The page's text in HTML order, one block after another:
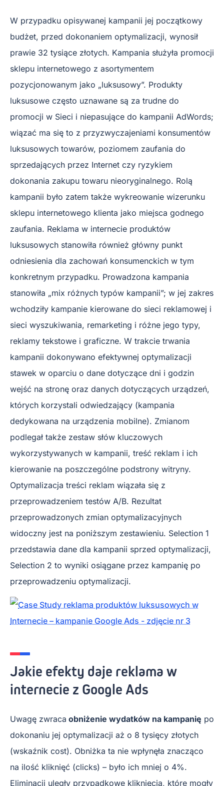
W przypadku opisywanej kampanii jej początkowy
budżet, przed dokonaniem optymalizacji, wynosił
prawie 32 tysiące złotych. Kampania służyła promocji
sklepu internetowego z asortymentem
pozycjonowanym jako „luksusowy”. Produkty
luksusowe często uznawane są za trudne do
promocji w Sieci i niepasujące do kampanii AdWords;
wiązać ma się to z przyzwyczajeniami konsumentów
luksusowych towarów, poziomem zaufania do
sprzedających przez Internet czy ryzykiem
dokonania zakupu towaru nieoryginalnego. Rolą
kampanii było zatem także wykreowanie wizerunku
sklepu internetowego klienta jako miejsca godnego
zaufania. Reklama w internecie produktów
luksusowych stanowiła również główny punkt
odniesienia dla zachowań konsumenckich w tym
konkretnym przypadku. Prowadzona kampania
stanowiła „mix różnych typów kampanii”; w jej zakres
wchodziły kampanie kierowane do sieci reklamowej i
sieci wyszukiwania, remarketing i różne jego typy,
reklamy tekstowe i graficzne. W trakcie trwania
kampanii dokonywano efektywnej optymalizacji
stawek w oparciu o dane dotyczące dni i godzin
wejść na stronę oraz danych dotyczących urządzeń,
których korzystali odwiedzający (kampania
dedykowana na urządzenia mobilne). Zmianom
podlegał także zestaw słów kluczowych
wykorzystywanych w kampanii, treść reklam i ich
kierowanie na poszczególne podstrony witryny.
Optymalizacja treści reklam wiązała się z
przeprowadzeniem testów A/B. Rezultat
przeprowadzonych zmian optymalizacyjnych
widoczny jest na poniższym zestawieniu. Selection 1
przedstawia dane dla kampanii sprzed optymalizacji,
Selection 2 to wyniki osiągane przez kampanię po
przeprowadzeniu optymalizacji.
Jakie efekty daje reklama w
internecie z Google Ads
Uwagę zwraca obniżenie wydatków na kampanię po
dokonaniu jej optymalizacji aż o 8 tysięcy złotych
(wskaźnik cost). Obniżka ta nie wpłynęła znacząco
na ilość kliknięć (clicks) – było ich mniej o 4%.
Eliminacji uległy przypadkowe kliknięcia, które mogły